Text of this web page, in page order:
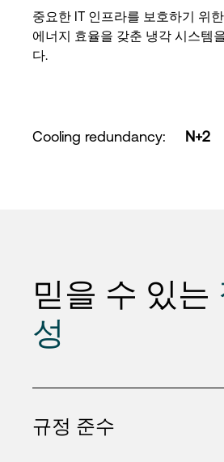
중요한 IT 인프라를 보호하기 위
에너지 효율을 갖춘 냉각 시스템
다.
Cooling redundancy: N+2
믿을 수 있는
성
규정 준수